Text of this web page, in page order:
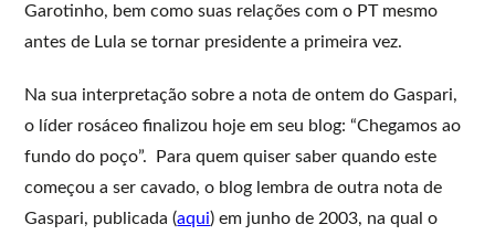
Garotinho, bem como suas relações com o PT mesmo
antes de Lula se tornar presidente a primeira vez.
Na sua interpretação sobre a nota de ontem do Gaspari,
o líder rosáceo finalizou hoje em seu blog: “Chegamos ao
fundo do poço”. Para quem quiser saber quando este
começou a ser cavado, o blog lembra de outra nota de
Gaspari, publicada (aqui) em junho de 2003, na qual o